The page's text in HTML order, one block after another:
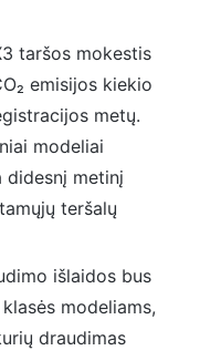
taršos mokestis
emisijos kiekio
metų.
modeliai
didesnį metinį
teršalų
išlaidos bus
modeliams,
draudimas